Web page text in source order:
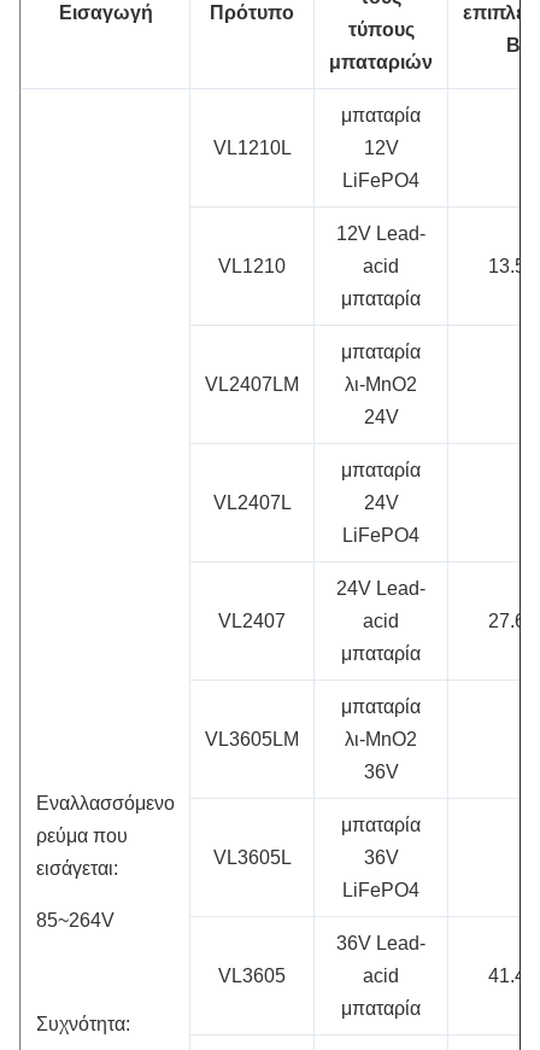
Εισαγωγή Πρότυπο
τύπους
μπαταριών
Β
Εναλλασσόμενο
ρεύμα που
εισάγεται:
85~264V
Συχνότητα:
VL1210L
μπαταρία
12V
LiFePO4
VL1210
12V Lead-
acid
μπαταρία
13.5V
VL2407LM
μπαταρία
λι-MnO2
24V
VL2407L
μπαταρία
24V
LiFePO4
VL2407
24V Lead-
acid
μπαταρία
27.6V
VL3605LM
μπαταρία
λι-MnO2
36V
VL3605L
μπαταρία
36V
LiFePO4
VL3605
36V Lead-
acid
μπαταρία
41.4V